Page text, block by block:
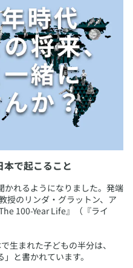
で起こること
かれるようになりました。発端
授のリンダ・グラットン、ア
100-Year Life』（『ライ
生まれた子どもの半分は、
と書かれています。